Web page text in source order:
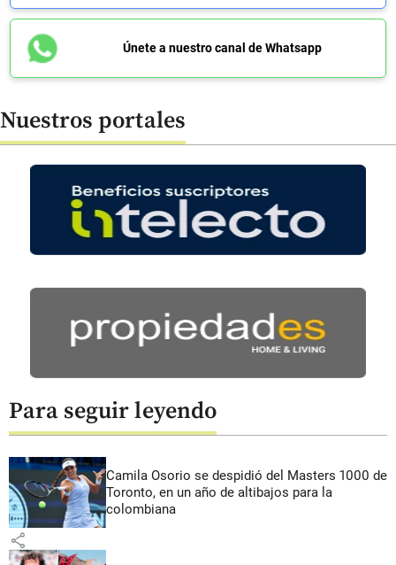
Únete a nuestro canal de Whatsapp
Nuestros portales
Para seguir leyendo
Camila Osorio se despidió del Masters 1000 de
Toronto, en un año de altibajos para la
colombiana
share